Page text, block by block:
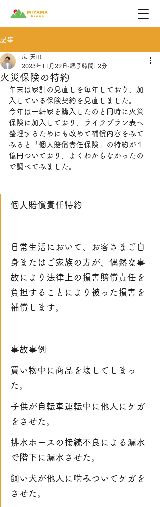
記事
火災保険の特約
広 天田
2023年11月29日 読了時間: 2分
年末は家計の見直しを毎年しており、加
入している保険契約を見直しました。
今年は一軒家を購入したのと同時に火災
保険に加入しており、ライフプラン表へ
整理するためにも改めて補償内容をみて
みると「個人賠償責任保険」の特約が１
億円ついており、よくわからなかったの
で調べてみました。
個⼈賠償責任特約
日常生活において、お客さまご自
身またはご家族の方が、偶然な事
故により法律上の損害賠償責任を
負担することにより被った損害を
補償します。
事故事例
買い物中に商品を壊してしまっ
た。
子供が自転車運転中に他人にケガ
をさせた。
排水ホースの接続不良による漏水
で階下に漏水させた。
飼い犬が他人に噛みついてケガを
させた。